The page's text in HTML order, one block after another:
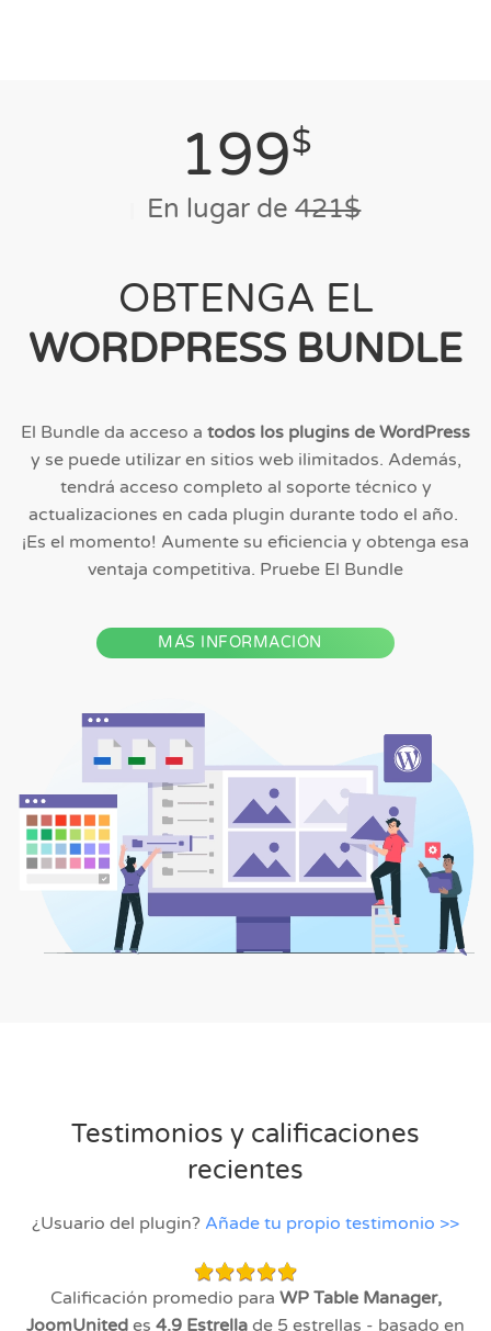
199$
En lugar de421$
OBTENGA EL
WORDPRESS BUNDLE
El Bundle da acceso a todos los plugins de WordPress
y se puede utilizar en sitios web ilimitados. Además,
tendrá acceso completo al soporte técnico y
actualizaciones en cada plugin durante todo el año.
¡Es el momento! Aumente su eficiencia y obtenga esa
ventaja competitiva. Pruebe El Bundle
MÁS INFORMACIÓN
Testimonios y calificaciones
recientes
¿Usuario del plugin? Añade tu propio testimonio >>
Calificación promedio para WP Table Manager,
JoomUnited es 4.9 Estrella de 5 estrellas - basado en